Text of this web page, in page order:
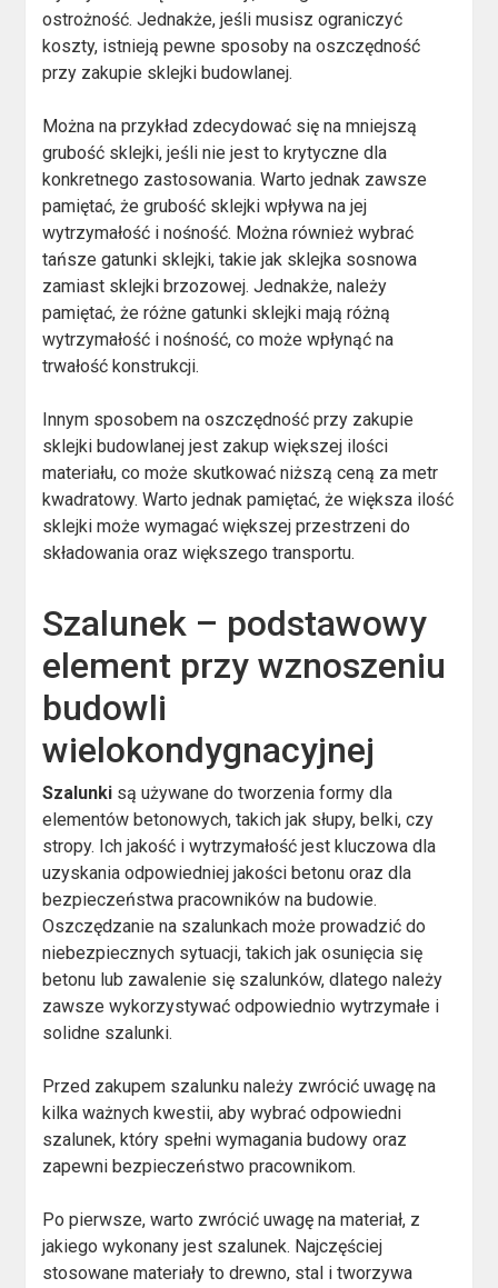
ostrożność. Jednakże, jeśli musisz ograniczyć
koszty, istnieją pewne sposoby na oszczędność
przy zakupie sklejki budowlanej.
Można na przykład zdecydować się na mniejszą
grubość sklejki, jeśli nie jest to krytyczne dla
konkretnego zastosowania. Warto jednak zawsze
pamiętać, że grubość sklejki wpływa na jej
wytrzymałość i nośność. Można również wybrać
tańsze gatunki sklejki, takie jak sklejka sosnowa
zamiast sklejki brzozowej. Jednakże, należy
pamiętać, że różne gatunki sklejki mają różną
wytrzymałość i nośność, co może wpłynąć na
trwałość konstrukcji.
Innym sposobem na oszczędność przy zakupie
sklejki budowlanej jest zakup większej ilości
materiału, co może skutkować niższą ceną za metr
kwadratowy. Warto jednak pamiętać, że większa ilość
sklejki może wymagać większej przestrzeni do
składowania oraz większego transportu.
Szalunek – podstawowy
element przy wznoszeniu
budowli
wielokondygnacyjnej
Szalunki są używane do tworzenia formy dla
elementów betonowych, takich jak słupy, belki, czy
stropy. Ich jakość i wytrzymałość jest kluczowa dla
uzyskania odpowiedniej jakości betonu oraz dla
bezpieczeństwa pracowników na budowie.
Oszczędzanie na szalunkach może prowadzić do
niebezpiecznych sytuacji, takich jak osunięcia się
betonu lub zawalenie się szalunków, dlatego należy
zawsze wykorzystywać odpowiednio wytrzymałe i
solidne szalunki.
Przed zakupem szalunku należy zwrócić uwagę na
kilka ważnych kwestii, aby wybrać odpowiedni
szalunek, który spełni wymagania budowy oraz
zapewni bezpieczeństwo pracownikom.
Po pierwsze, warto zwrócić uwagę na materiał, z
jakiego wykonany jest szalunek. Najczęściej
stosowane materiały to drewno, stal i tworzywa